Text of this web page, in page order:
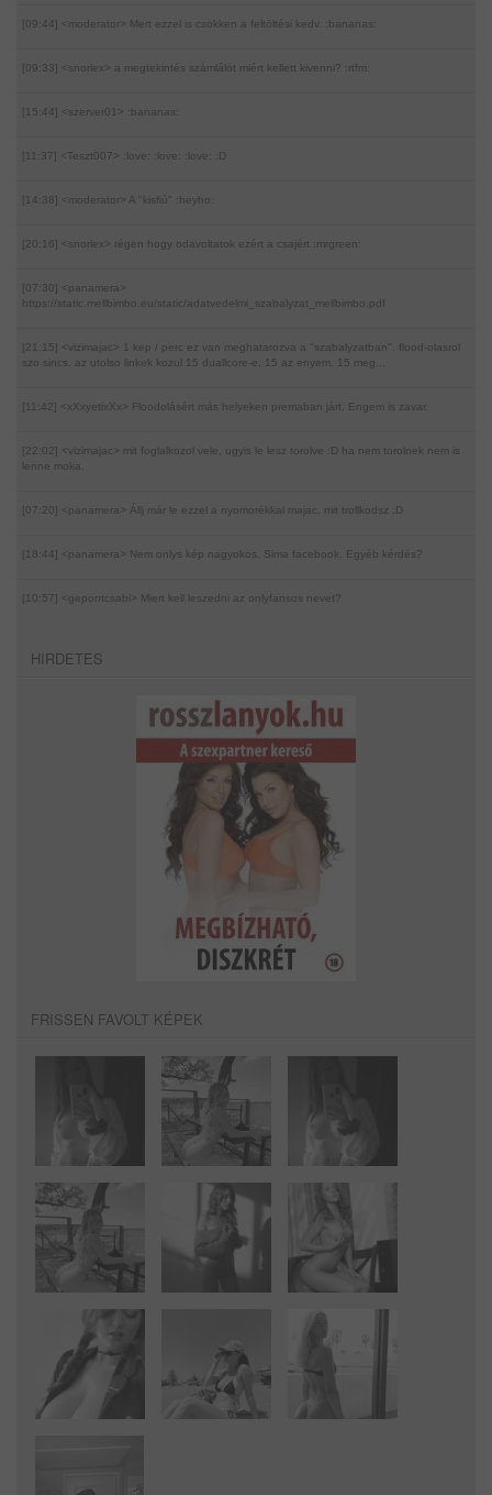
[09:44] <moderator> Mert ezzel is csökken a feltöltési kedv. :bananas:
[09:33] <snorlex> a megtekintés számlálót miért kellett kivenni? :rtfm:
[15:44] <szerver01> :bananas:
[11:37] <Teszt007> :love: :love: :love: :D
[14:38] <moderator> A "kisfiú" :heyho:
[20:16] <snorlex> régen hogy odavoltatok ezért a csajért :mrgreen:
[07:30] <panamera>
https://static.mellbimbo.eu/static/adatvedelmi_szabalyzat_mellbimbo.pdf
[21:15] <vizimajac> 1 kep / perc ez van meghatarozva a "szabalyzatban". flood-olasrol
szo sincs. az utolso linkek kozul 15 duallcore-e, 15 az enyem, 15 meg...
[11:42] <xXxyetixXx> Floodolásért más helyeken premaban járt. Engem is zavar.
[22:02] <vizimajac>
mit foglalkozol vele, ugyis le lesz torolve :D ha nem torolnek nem is
lenne moka.
[07:20] <panamera> Állj már le ezzel a nyomorékkal majac, mit trollkodsz :D
[18:44] <panamera> Nem onlys kép nagyokos. Sima facebook. Egyéb kérdés?
[10:57] <gepontcsabi> Miert kell leszedni az onlyfansos nevet?
HIRDETES
FRISSEN FAVOLT KÉPEK